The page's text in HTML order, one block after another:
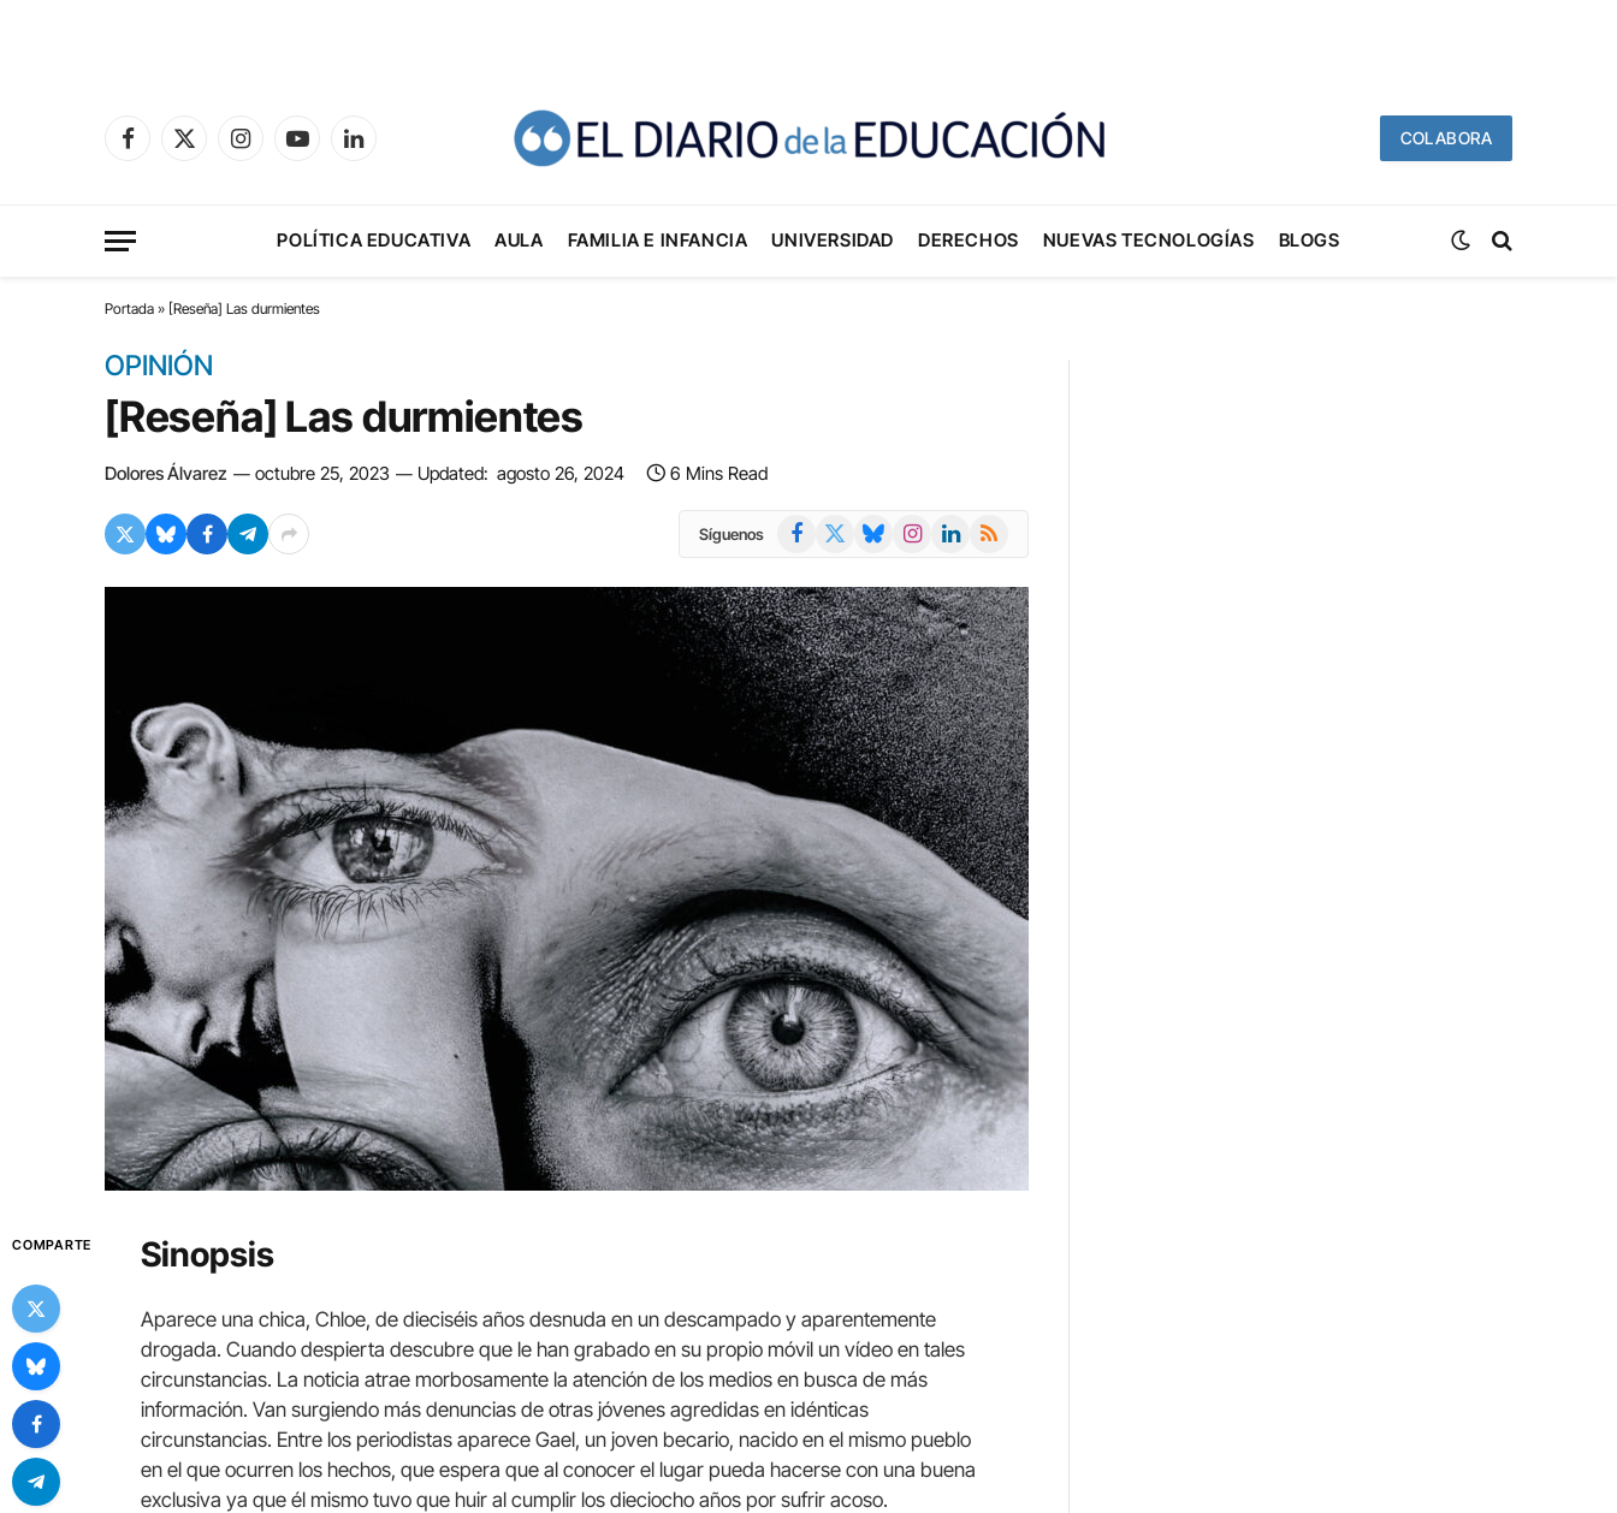
Facebook
X
InstagramYouTubeLinkedIn
COLABORA
POLÍTICA EDUCATIVA AULA FAMILIA E INFANCIA UNIVERSIDAD DERECHOS NUEVAS TECNOLOGÍAS BLOGS
Portada » [Reseña] Las durmientes
OPINIÓN
[Reseña] Las durmientes
Dolores Álvarez octubre 25, 2023 Updated: agosto 26, 2024 6 Mins Read
Síguenos Facebook BlueskyInstagramLinkedIn
RSS
COMPARTE Sinopsis
Aparece una chica, Chloe, de dieciséis años desnuda en un descampado y aparentemente
drogada. Cuando despierta descubre que le han grabado en su propio móvil un vídeo en tales
circunstancias. La noticia atrae morbosamente la atención de los medios en busca de más
información. Van surgiendo más denuncias de otras jóvenes agredidas en idénticas
circunstancias. Entre los periodistas aparece Gael, un joven becario, nacido en el mismo pueblo
en el que ocurren los hechos, que espera que al conocer el lugar pueda hacerse con una buena
exclusiva ya que él mismo tuvo que huir al cumplir los dieciocho años por sufrir acoso.